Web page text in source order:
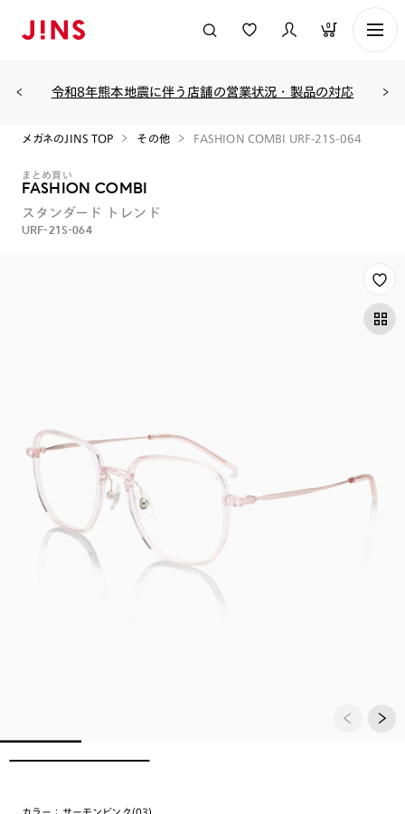
0
令和8年熊本地震に伴う店舗の営業状況・製品の対応
メガネのJINS TOP その他 FASHION COMBI URF-21S-064
まとめ買い
FASHION COMBI
スタンダード トレンド
URF-21S-064
カラー： サーモンピンク(03)